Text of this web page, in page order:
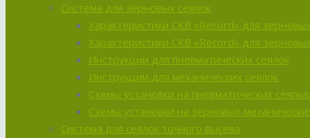
Система для зерновых сеялок
Характеристики СКВ «Record» для
Характеристики СКВ «Record» для
Инструкции для пневматических сеялок
Инструкции для механических сеялок
Схемы установки на пневматических
Схемы установки на зерновых
Система для сеялок точного высева